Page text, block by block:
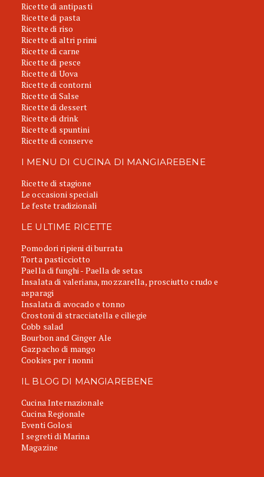
Ricette di antipasti
Ricette di pasta
Ricette di riso
Ricette di altri primi
Ricette di carne
Ricette di pesce
Ricette di Uova
Ricette di contorni
Ricette di Salse
Ricette di dessert
Ricette di drink
Ricette di spuntini
Ricette di conserve
I MENU DI CUCINA DI MANGIAREBENE
Ricette di stagione
Le occasioni speciali
Le feste tradizionali
LE ULTIME RICETTE
Pomodori ripieni di burrata
Torta pasticciotto
Paella di funghi - Paella de setas
Insalata di valeriana, mozzarella, prosciutto crudo e
asparagi
Insalata di avocado e tonno
Crostoni di stracciatella e ciliegie
Cobb salad
Bourbon and Ginger Ale
Gazpacho di mango
Cookies per i nonni
IL BLOG DI MANGIAREBENE
Cucina Internazionale
Cucina Regionale
Eventi Golosi
I segreti di Marina
Magazine